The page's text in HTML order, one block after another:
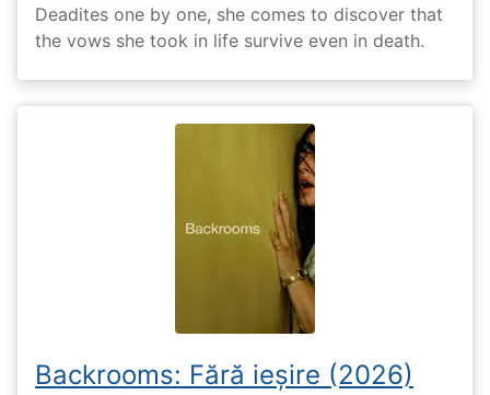
Deadites one by one, she comes to discover that
the vows she took in life survive even in death.
Backrooms: Fără ieșire (2026)